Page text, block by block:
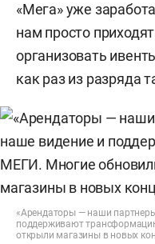
«Мега» уже
нам просто
организовать
как раз из разряда
«Арендаторы — наши
поддерживают
открыли магазины в новых